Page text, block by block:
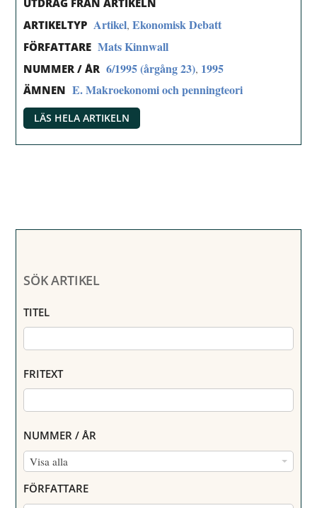
UTDRAG FRÅN ARTIKELN
ARTIKELTYP Artikel,Ekonomisk Debatt
FÖRFATTARE Mats Kinnwall
NUMMER / ÅR 6/1995 (årgång 23), 1995
ÄMNEN E. Makroekonomi och penningteori
LÄS HELA ARTIKELN
SÖK ARTIKEL
TITEL
FRITEXT
NUMMER / ÅR
Visa alla
N
M
FÖRFATTARE